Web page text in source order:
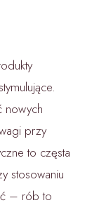
nowych
przy
to częsta
stosowaniu
– rób to